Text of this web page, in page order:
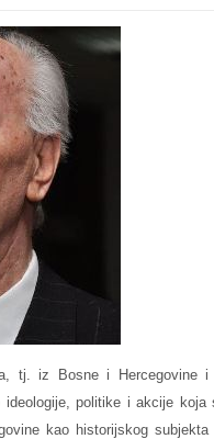
tj. iz Bosne i Hercegovine
ideologije, politike i akcije
kao historijskog